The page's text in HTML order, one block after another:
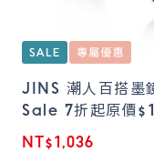
JINS 潮人百搭
Sale 7折起原價
NT$1,036